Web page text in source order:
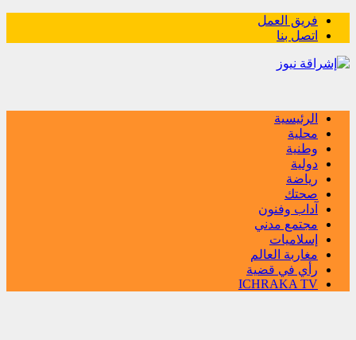
فريق العمل
اتصل بنا
الرئيسية
محلية
وطنية
دولية
رياضة
صحتك
آداب وفنون
مجتمع مدني
إسلاميات
مغاربة العالم
رأي في قضية
ICHRAKA TV